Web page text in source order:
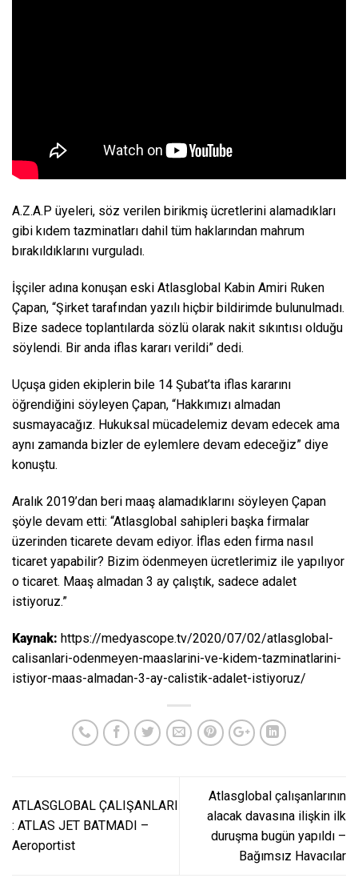
A.Z.A.P üyeleri, söz verilen birikmiş ücretlerini alamadıkları
gibi kıdem tazminatları dahil tüm haklarından mahrum
bırakıldıklarını vurguladı.
İşçiler adına konuşan eski Atlasglobal Kabin Amiri Ruken
Çapan, “Şirket tarafından yazılı hiçbir bildirimde bulunulmadı.
Bize sadece toplantılarda sözlü olarak nakit sıkıntısı olduğu
söylendi. Bir anda iflas kararı verildi” dedi.
Uçuşa giden ekiplerin bile 14 Şubat’ta iflas kararını
öğrendiğini söyleyen Çapan, “Hakkımızı almadan
susmayacağız. Hukuksal mücadelemiz devam edecek ama
aynı zamanda bizler de eylemlere devam edeceğiz” diye
konuştu.
Aralık 2019’dan beri maaş alamadıklarını söyleyen Çapan
şöyle devam etti: “Atlasglobal sahipleri başka firmalar
üzerinden ticarete devam ediyor. İflas eden firma nasıl
ticaret yapabilir? Bizim ödenmeyen ücretlerimiz ile yapılıyor
o ticaret. Maaş almadan 3 ay çalıştık, sadece adalet
istiyoruz.”
Kaynak: https://medyascope.tv/2020/07/02/atlasglobal-
calisanlari-odenmeyen-maaslarini-ve-kidem-tazminatlarini-
istiyor-maas-almadan-3-ay-calistik-adalet-istiyoruz/
ATLASGLOBAL ÇALIŞANLARI
: ATLAS JET BATMADI –
Aeroportist
Atlasglobal çalışanlarının
alacak davasına ilişkin ilk
duruşma bugün yapıldı –
Bağımsız Havacılar